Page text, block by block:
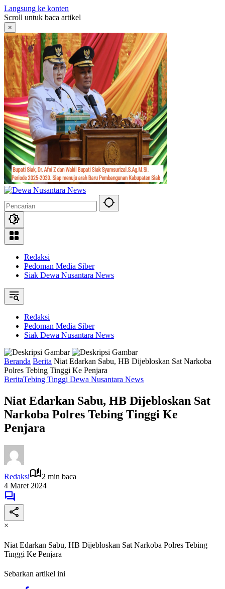
Langsung ke konten
Scroll untuk baca artikel
×
Redaksi
Pedoman Media Siber
Siak Dewa Nusantara News
Redaksi
Pedoman Media Siber
Siak Dewa Nusantara News
Beranda Berita Niat Edarkan Sabu, HB Dijebloskan Sat Narkoba
Polres Tebing Tinggi Ke Penjara
BeritaTebing Tinggi Dewa Nusantara News
Niat Edarkan Sabu, HB Dijebloskan Sat
Narkoba Polres Tebing Tinggi Ke
Penjara
Redaksi
2 min baca
4 Maret 2024
×
Niat Edarkan Sabu, HB Dijebloskan Sat Narkoba Polres Tebing
Tinggi Ke Penjara
Sebarkan artikel ini